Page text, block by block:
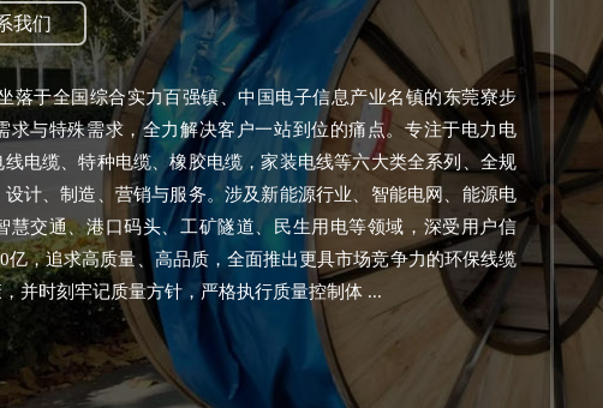
我们
全国综合实力百强镇、中国电子信息产业名镇的东莞寮步
求与特殊需求，全力解决客户一站到位的痛点。专注于电力电
电缆、特种电缆、橡胶电缆，家装电线等六大类全系列、全规
计、制造、营销与服务。涉及新能源行业、智能电网、能源电
慧交通、港口码头、工矿隧道、民生用电等领域，深受用户信
亿，追求高质量、高品质，全面推出更具市场竞争力的环保线缆
并时刻牢记质量方针，严格执行质量控制体 ...